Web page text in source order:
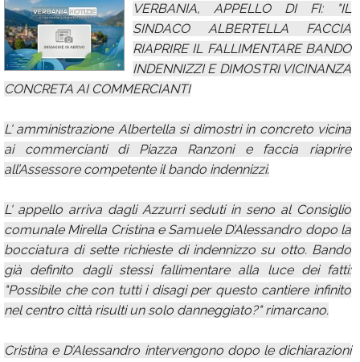
Rubriche
Calendario
Annunci
VERBANIA, APPELLO DI FI: "IL
SINDACO ALBERTELLA FACCIA
RIAPRIRE IL FALLIMENTARE BANDO
INDENNIZZI E DIMOSTRI VICINANZA
CONCRETA AI COMMERCIANTI
L' amministrazione Albertella si dimostri in concreto vicina
ai commercianti di Piazza Ranzoni e faccia riaprire
all’Assessore competente il bando indennizzi.
L' appello arriva dagli Azzurri seduti in seno al Consiglio
comunale Mirella Cristina e Samuele D’Alessandro dopo la
bocciatura di sette richieste di indennizzo su otto. Bando
già definito dagli stessi fallimentare alla luce dei fatti:
"Possibile che con tutti i disagi per questo cantiere infinito
nel centro città risulti un solo danneggiato?" rimarcano.
Cristina e D’Alessandro intervengono dopo le dichiarazioni